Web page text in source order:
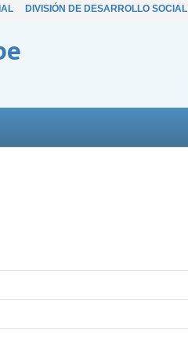
DIVISIÓN DE DESARROLLO SOCIAL